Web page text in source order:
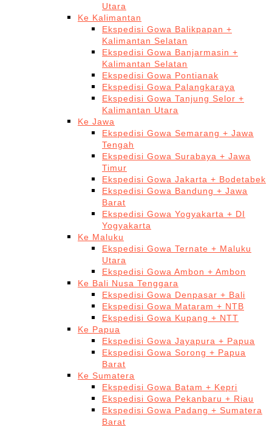
Utara
Ke Kalimantan
Ekspedisi Gowa Balikpapan +
Kalimantan Selatan
Ekspedisi Gowa Banjarmasin +
Kalimantan Selatan
Ekspedisi Gowa Pontianak
Ekspedisi Gowa Palangkaraya
Ekspedisi Gowa Tanjung Selor +
Kalimantan Utara
Ke Jawa
Ekspedisi Gowa Semarang + Jawa
Tengah
Ekspedisi Gowa Surabaya + Jawa
Timur
Ekspedisi Gowa Jakarta + Bodetabek
Ekspedisi Gowa Bandung + Jawa
Barat
Ekspedisi Gowa Yogyakarta + DI
Yogyakarta
Ke Maluku
Ekspedisi Gowa Ternate + Maluku
Utara
Ekspedisi Gowa Ambon + Ambon
Ke Bali Nusa Tenggara
Ekspedisi Gowa Denpasar + Bali
Ekspedisi Gowa Mataram + NTB
Ekspedisi Gowa Kupang + NTT
Ke Papua
Ekspedisi Gowa Jayapura + Papua
Ekspedisi Gowa Sorong + Papua
Barat
Ke Sumatera
Ekspedisi Gowa Batam + Kepri
Ekspedisi Gowa Pekanbaru + Riau
Ekspedisi Gowa Padang + Sumatera
Barat